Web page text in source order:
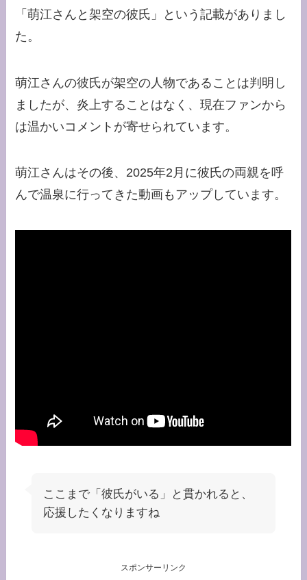
「萌江さんと架空の彼氏」という記載がありまし
た。
萌江さんの彼氏が架空の人物であることは判明し
ましたが、炎上することはなく、現在ファンから
は温かいコメントが寄せられています。
萌江さんはその後、2025年2月に彼氏の両親を呼
んで温泉に行ってきた動画もアップしています。
ここまで「彼氏がいる」と貫かれると、
応援したくなりますね
スポンサーリンク